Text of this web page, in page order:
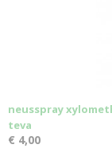
neusspray
teva
€ 4,00